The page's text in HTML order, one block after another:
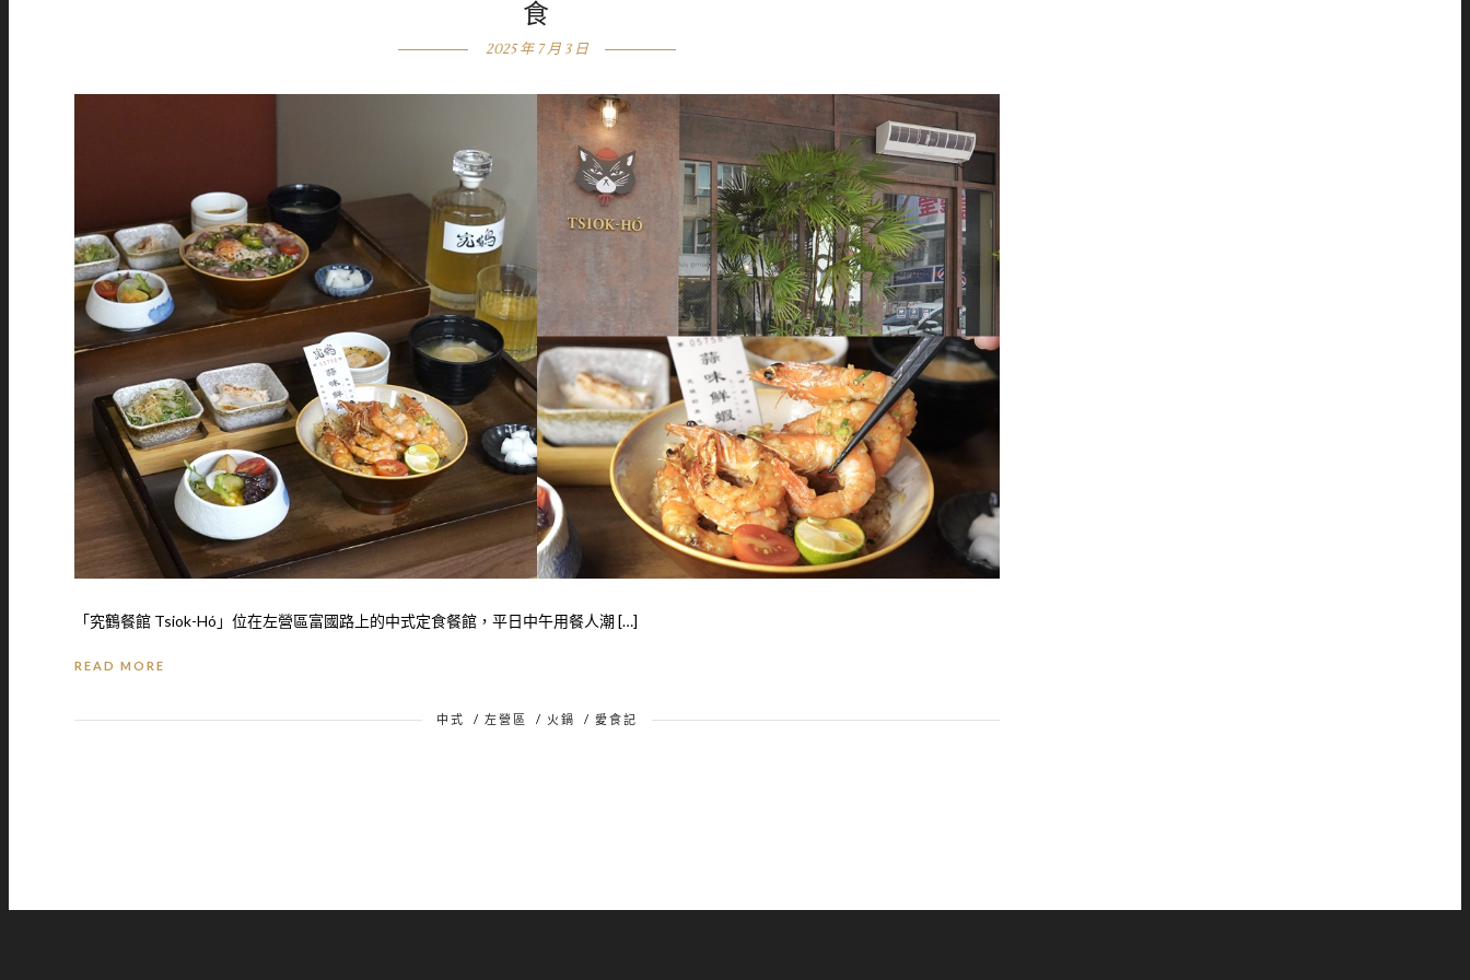
食
2025 年 7 月 3 日
「究鶴餐館 Tsiok-Hó」位在左營區富國路上的中式定食餐館，平日中午用餐人潮 […]
READ MORE
中式 / 左營區 / 火鍋 / 愛食記